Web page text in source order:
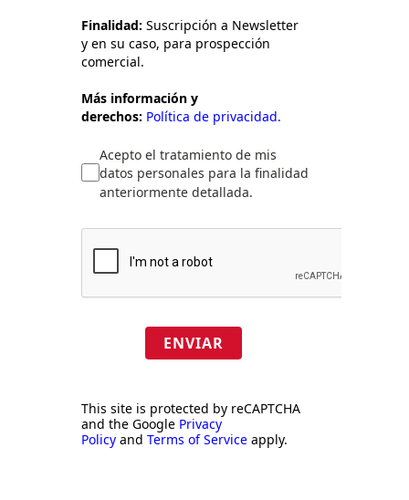
Finalidad: Suscripción a Newsletter
y en su caso, para prospección
comercial.
Más información y
derechos: Política de privacidad.
Acepto el tratamiento de mis
datos personales para la finalidad
anteriormente detallada.
ENVIAR
This site is protected by reCAPTCHA
and the Google Privacy
Policy and Terms of Service apply.